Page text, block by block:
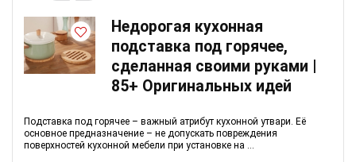
Недорогая кухонная
подставка под горячее,
сделанная своими руками |
85+ Оригинальных идей
Подставка под горячее – важный атрибут кухонной утвари. Её
основное предназначение – не допускать повреждения
поверхностей кухонной мебели при установке на ...